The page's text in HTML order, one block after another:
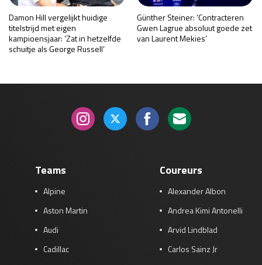
Damon Hill vergelijkt huidige
titelstrijd met eigen
kampioensjaar: ‘Zat in hetzelfde
schuitje als George Russell’
Günther Steiner: ‘Contracteren
Gwen Lagrue absoluut goede zet
van Laurent Mekies’
Teams
Alpine
Aston Martin
Audi
Cadillac
Coureurs
Alexander Albon
Andrea Kimi Antonelli
Arvid Lindblad
Carlos Sainz Jr